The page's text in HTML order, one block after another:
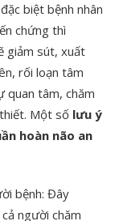
đặc biệt bệnh nhân
chứng thì
giảm sút, xuất
rối loạn tâm
quan tâm, chăm
Một số lưu ý
hoàn não an
bệnh: Đây
người chăm